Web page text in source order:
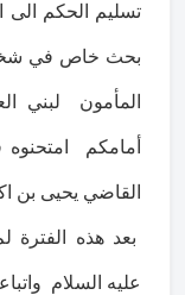
تسليم الحكم الى
بحث خاص في
المأمون لبني
أمامكم
القاضي يحيى بن
بعد هذه الفترة
عليه السلام